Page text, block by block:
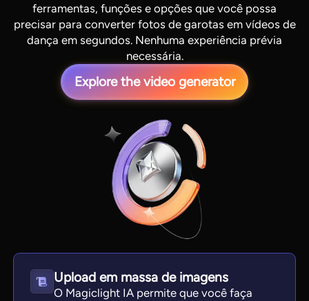
ferramentas, funções e opções que você possa
precisar para converter fotos de garotas em vídeos de
dança em segundos. Nenhuma experiência prévia
necessária.
Explore the video generator
Upload em massa de imagens
O Magiclight IA permite que você faça